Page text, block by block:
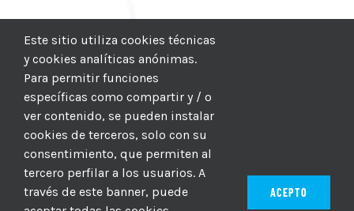
Este sitio utiliza cookies técnicas
y cookies analíticas anónimas.
Para permitir funciones
específicas como compartir y / o
ver contenido, se pueden instalar
cookies de terceros, solo con su
consentimiento, que permiten al
tercero perfilar a los usuarios. A
través de este banner, puede
ACEPTO